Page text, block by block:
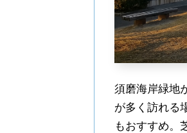
須磨海岸緑地
が多く訪れる
もおすすめ。